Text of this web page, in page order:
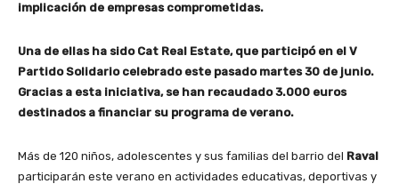
implicación de empresas comprometidas.
Una de ellas ha sido Cat Real Estate, que participó en el V
Partido Solidario celebrado este pasado martes 30 de junio.
Gracias a esta iniciativa, se han recaudado 3.000 euros
destinados a financiar su programa de verano.
Más de 120 niños, adolescentes y sus familias del barrio del Raval
participarán este verano en actividades educativas, deportivas y